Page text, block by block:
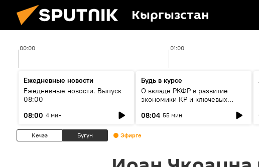
Кыргызстан
00:00 01:00
Ежедневные новости
Ежедневные новости. Выпуск
08:00
08:00 4 мин
Будь в курсе
О вкладе РКФР в развитие
экономики КР и ключевых
08:04 55 мин
Кечээ Бүгүн Эфирге